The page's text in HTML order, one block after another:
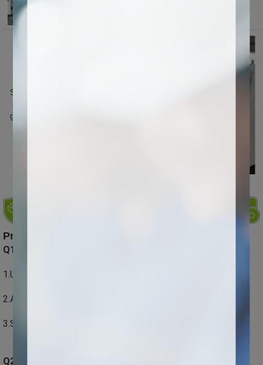
Se puede agregar un
eje de rotación para
grabar el material del
Preguntas más frecuentes
Q1: Mantenimiento de equipos
1.Un año de mantenimiento gratuito, cuidado de por vida.
2.Actualización de software y consultor técnico gratuito
3.Servicio al cliente que responde dentro de las 24 horas
Q2: Garantía